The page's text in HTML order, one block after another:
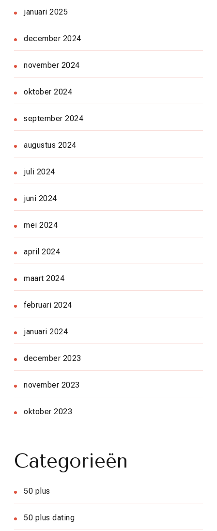
januari 2025
december 2024
november 2024
oktober 2024
september 2024
augustus 2024
juli 2024
juni 2024
mei 2024
april 2024
maart 2024
februari 2024
januari 2024
december 2023
november 2023
oktober 2023
Categorieën
50 plus
50 plus dating